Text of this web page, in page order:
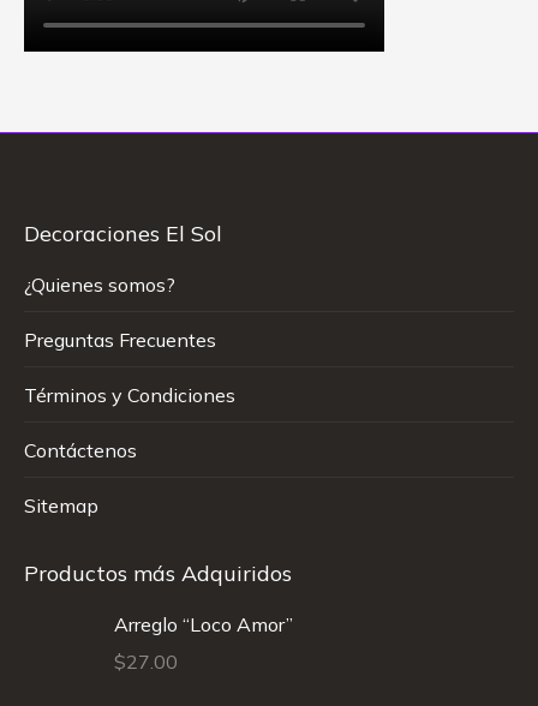
Decoraciones El Sol
¿Quienes somos?
Preguntas Frecuentes
Términos y Condiciones
Contáctenos
Sitemap
Productos más Adquiridos
Arreglo “Loco Amor”
$27.00